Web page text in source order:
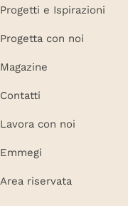
Progetti e Ispirazioni
Progetta con noi
Magazine
Contatti
Lavora con noi
Emmegi
Area riservata